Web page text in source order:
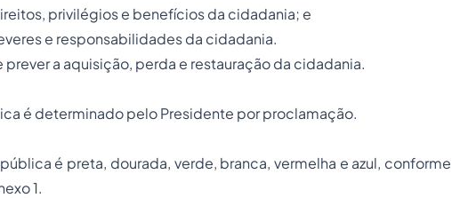
privilégios e benefícios da cidadania; e
e responsabilidades da cidadania.
a aquisição, perda e restauração da cidadania.
é determinado pelo Presidente por proclamação.
é preta, dourada, verde, branca, vermelha e azul, conforme
1.